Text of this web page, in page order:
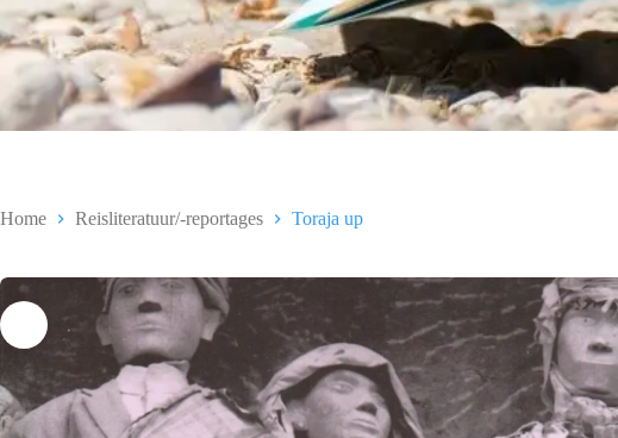
Home Reisliteratuur/-reportages Toraja up